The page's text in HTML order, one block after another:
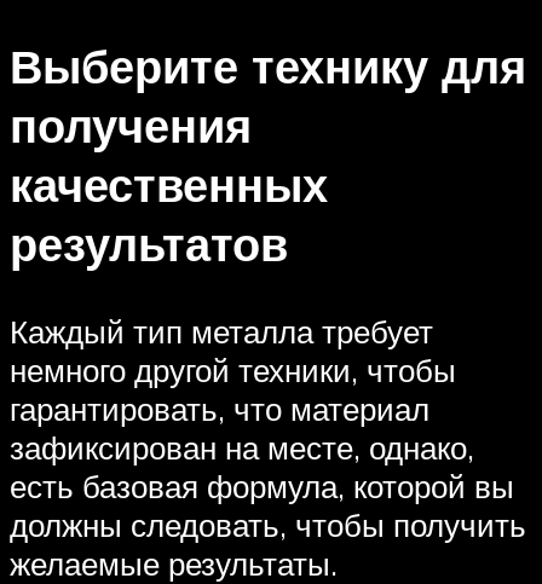
Выберите технику для
получения
качественных
результатов
Каждый тип металла требует
немного другой техники, чтобы
гарантировать, что материал
зафиксирован на месте, однако,
есть базовая формула, которой вы
должны следовать, чтобы получить
желаемые результаты.